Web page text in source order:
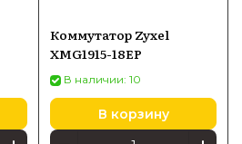
Коммутатор Zyxel
XMG1915-18EP
В наличии: 10
В корзину